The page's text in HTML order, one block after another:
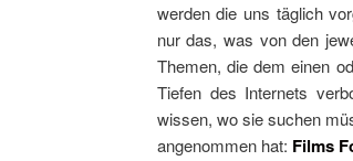
werden die uns täglich
nur das, was von den
Themen, die dem einen
Tiefen des Internets
wissen, wo sie suchen
angenommen hat: Films